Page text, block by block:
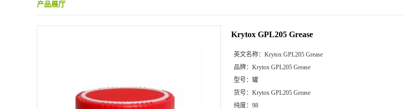
产品展厅
Krytox GPL205 Grease
英文名称： Krytox GPL205 Grease
品牌： Krytox GPL205 Grease
型号： 罐
货号： Krytox GPL205 Grease
纯度： 98